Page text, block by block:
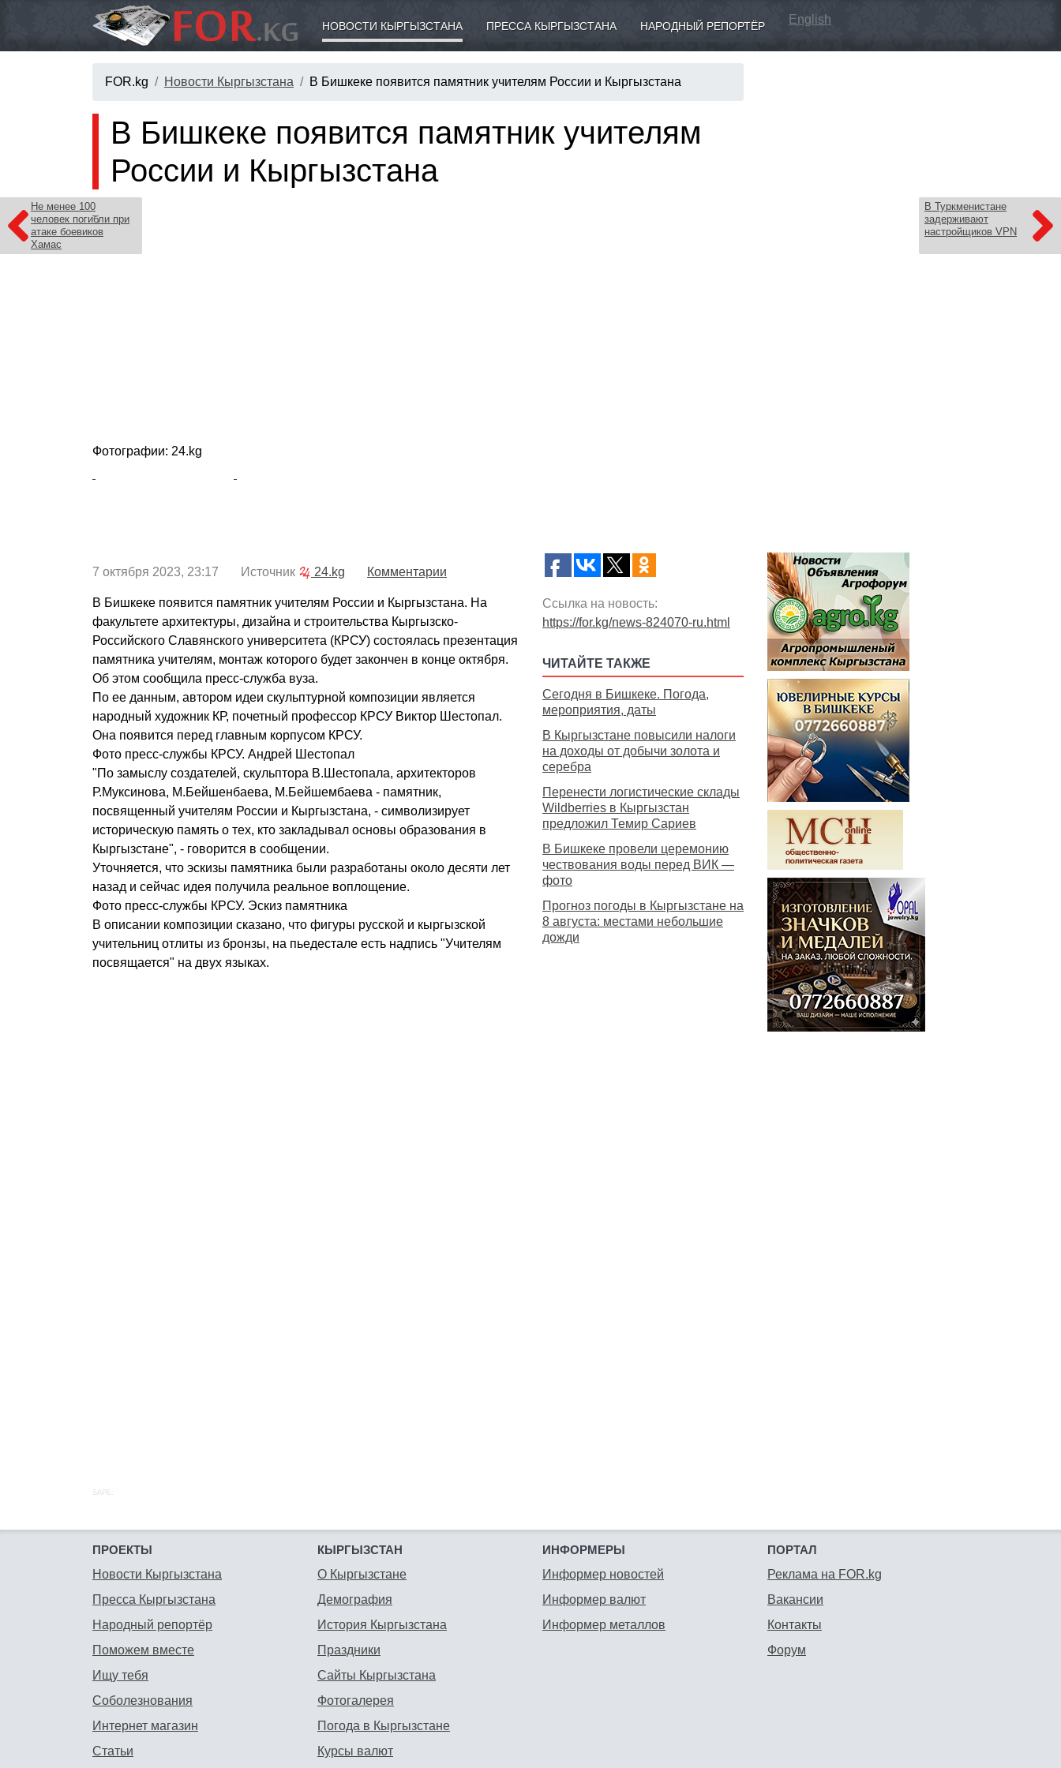
НОВОСТИ КЫРГЫЗСТАНА ПРЕССА КЫРГЫЗСТАНА НАРОДНЫЙ РЕПОРТЁР English
FOR.kg Новости Кыргызстана В Бишкеке появится памятник учителям России и Кыргызстана
Не менее 100
человек погибли при
атаке боевиков
Хамас
В Туркменистане
задерживают
настройщиков VPN
В Бишкеке появится памятник учителям
России и Кыргызстана
Фотографии: 24.kg
7 октября 2023, 23:17 Источник 24.kg Комментарии
В Бишкеке появится памятник учителям России и Кыргызстана. На
факультете архитектуры, дизайна и строительства Кыргызско-
Российского Славянского университета (КРСУ) состоялась презентация
памятника учителям, монтаж которого будет закончен в конце октября.
Об этом сообщила пресс-служба вуза.
По ее данным, автором идеи скульптурной композиции является
народный художник КР, почетный профессор КРСУ Виктор Шестопал.
Она появится перед главным корпусом КРСУ.
Фото пресс-службы КРСУ. Андрей Шестопал
"По замыслу создателей, скульптора В.Шестопала, архитекторов
Р.Муксинова, М.Бейшенбаева, М.Бейшембаева - памятник,
посвященный учителям России и Кыргызстана, - символизирует
историческую память о тех, кто закладывал основы образования в
Кыргызстане", - говорится в сообщении.
Уточняется, что эскизы памятника были разработаны около десяти лет
назад и сейчас идея получила реальное воплощение.
Фото пресс-службы КРСУ. Эскиз памятника
В описании композиции сказано, что фигуры русской и кыргызской
учительниц отлиты из бронзы, на пьедестале есть надпись "Учителям
посвящается" на двух языках.
Ссылка на новость:
https://for.kg/news-824070-ru.html
ЧИТАЙТЕ ТАКЖЕ
Сегодня в Бишкеке. Погода,
мероприятия, даты
В Кыргызстане повысили налоги
на доходы от добычи золота и
серебра
Перенести логистические склады
Wildberries в Кыргызстан
предложил Темир Сариев
В Бишкеке провели церемонию
чествования воды перед ВИК —
фото
Прогноз погоды в Кыргызстане на
8 августа: местами небольшие
дожди
SAPE:
ПРОЕКТЫ
Новости Кыргызстана
Пресса Кыргызстана
Народный репортёр
Поможем вместе
Ищу тебя
Соболезнования
Интернет магазин
Статьи
КЫРГЫЗСТАН
О Кыргызстане
Демография
История Кыргызстана
Праздники
Сайты Кыргызстана
Фотогалерея
Погода в Кыргызстане
Курсы валют
ИНФОРМЕРЫ
Информер новостей
Информер валют
Информер металлов
ПОРТАЛ
Реклама на FOR.kg
Вакансии
Контакты
Форум